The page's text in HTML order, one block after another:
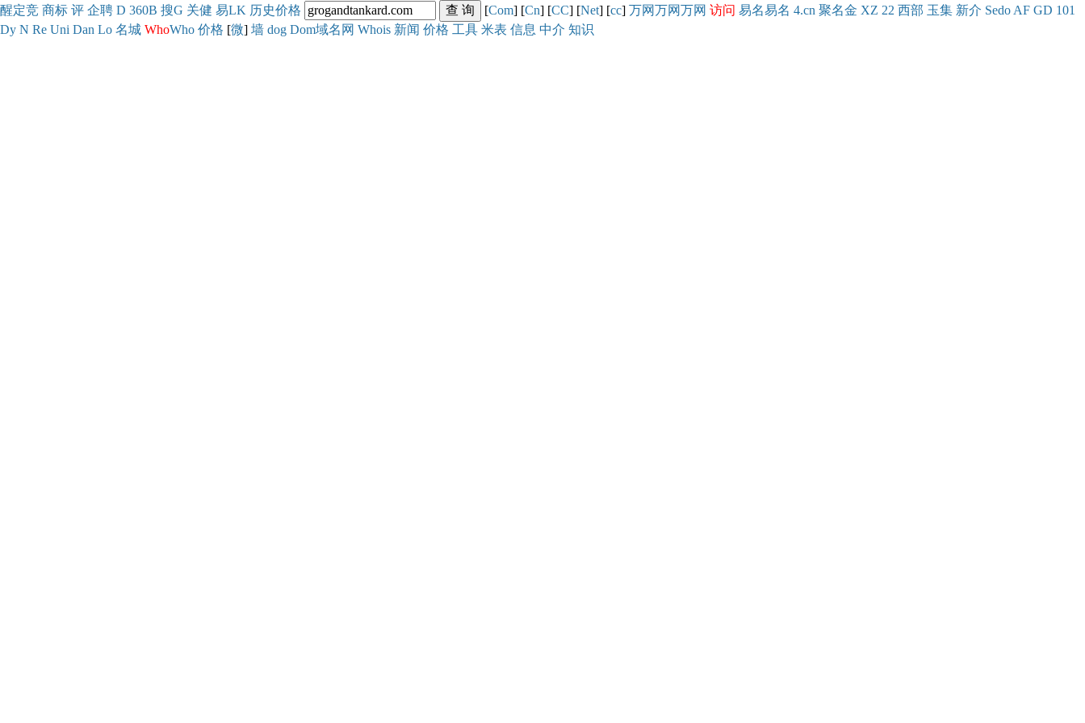
醒定竞 商标 评 企聘 D 360B 搜G 关健 易LK 历史价格 [Com] [Cn] [CC] [Net] [cc] 万网万网万网 访问 易名易名 4.cn 聚名金 XZ 22 西部 玉集 新介 Sedo AF GD 101
Dy N Re Uni Dan Lo 名城 WhoWho 价格 [微] 墙 dog Dom域名网 Whois 新闻 价格 工具 米表 信息 中介 知识